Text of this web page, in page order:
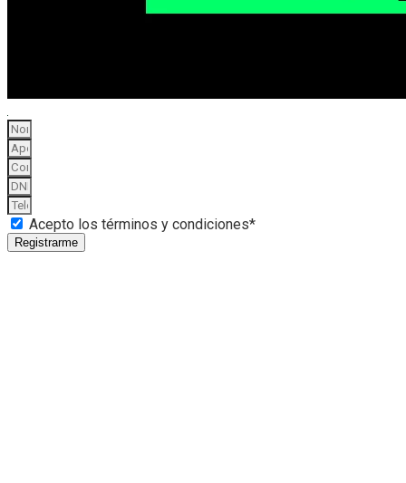
Acepto los términos y condiciones*
Registrarme